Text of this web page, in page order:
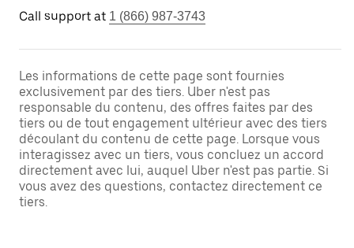
Call support at 1 (866) 987-3743
Les informations de cette page sont fournies
exclusivement par des tiers. Uber n'est pas
responsable du contenu, des offres faites par des
tiers ou de tout engagement ultérieur avec des tiers
découlant du contenu de cette page. Lorsque vous
interagissez avec un tiers, vous concluez un accord
directement avec lui, auquel Uber n'est pas partie. Si
vous avez des questions, contactez directement ce
tiers.